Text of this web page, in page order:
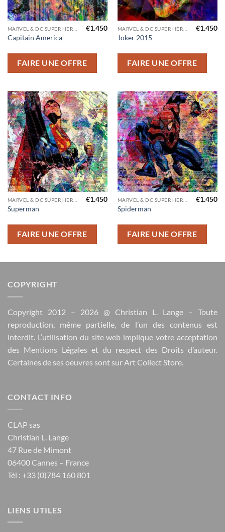
Capitain America
€1.450
FAIRE UNE OFFRE
Joker 2015
€1.450
FAIRE UNE OFFRE
Ajouter
à la liste
d’envies
Superman
€1.450
FAIRE UNE OFFRE
Ajouter
à la liste
d’envies
Spiderman
€1.450
FAIRE UNE OFFRE
COPYRIGHT
Copyright 2012 – 2026 @ Christian L. Lange – Toute
reproduction, même partielle, de l’un des contenus est
interdit. L’utilisation du site web implique votre acceptation
des Mentions Légales et du respect des Droits d’auteur.
Certaines de ses oeuvres sont sur Art Collect Store
CONTACT INFO
CLAP sas
Christian L. Lange
47 Rue de Mimont
06400 Cannes – France
Tél : +33 (0)784 160 801
LIENS UTILES